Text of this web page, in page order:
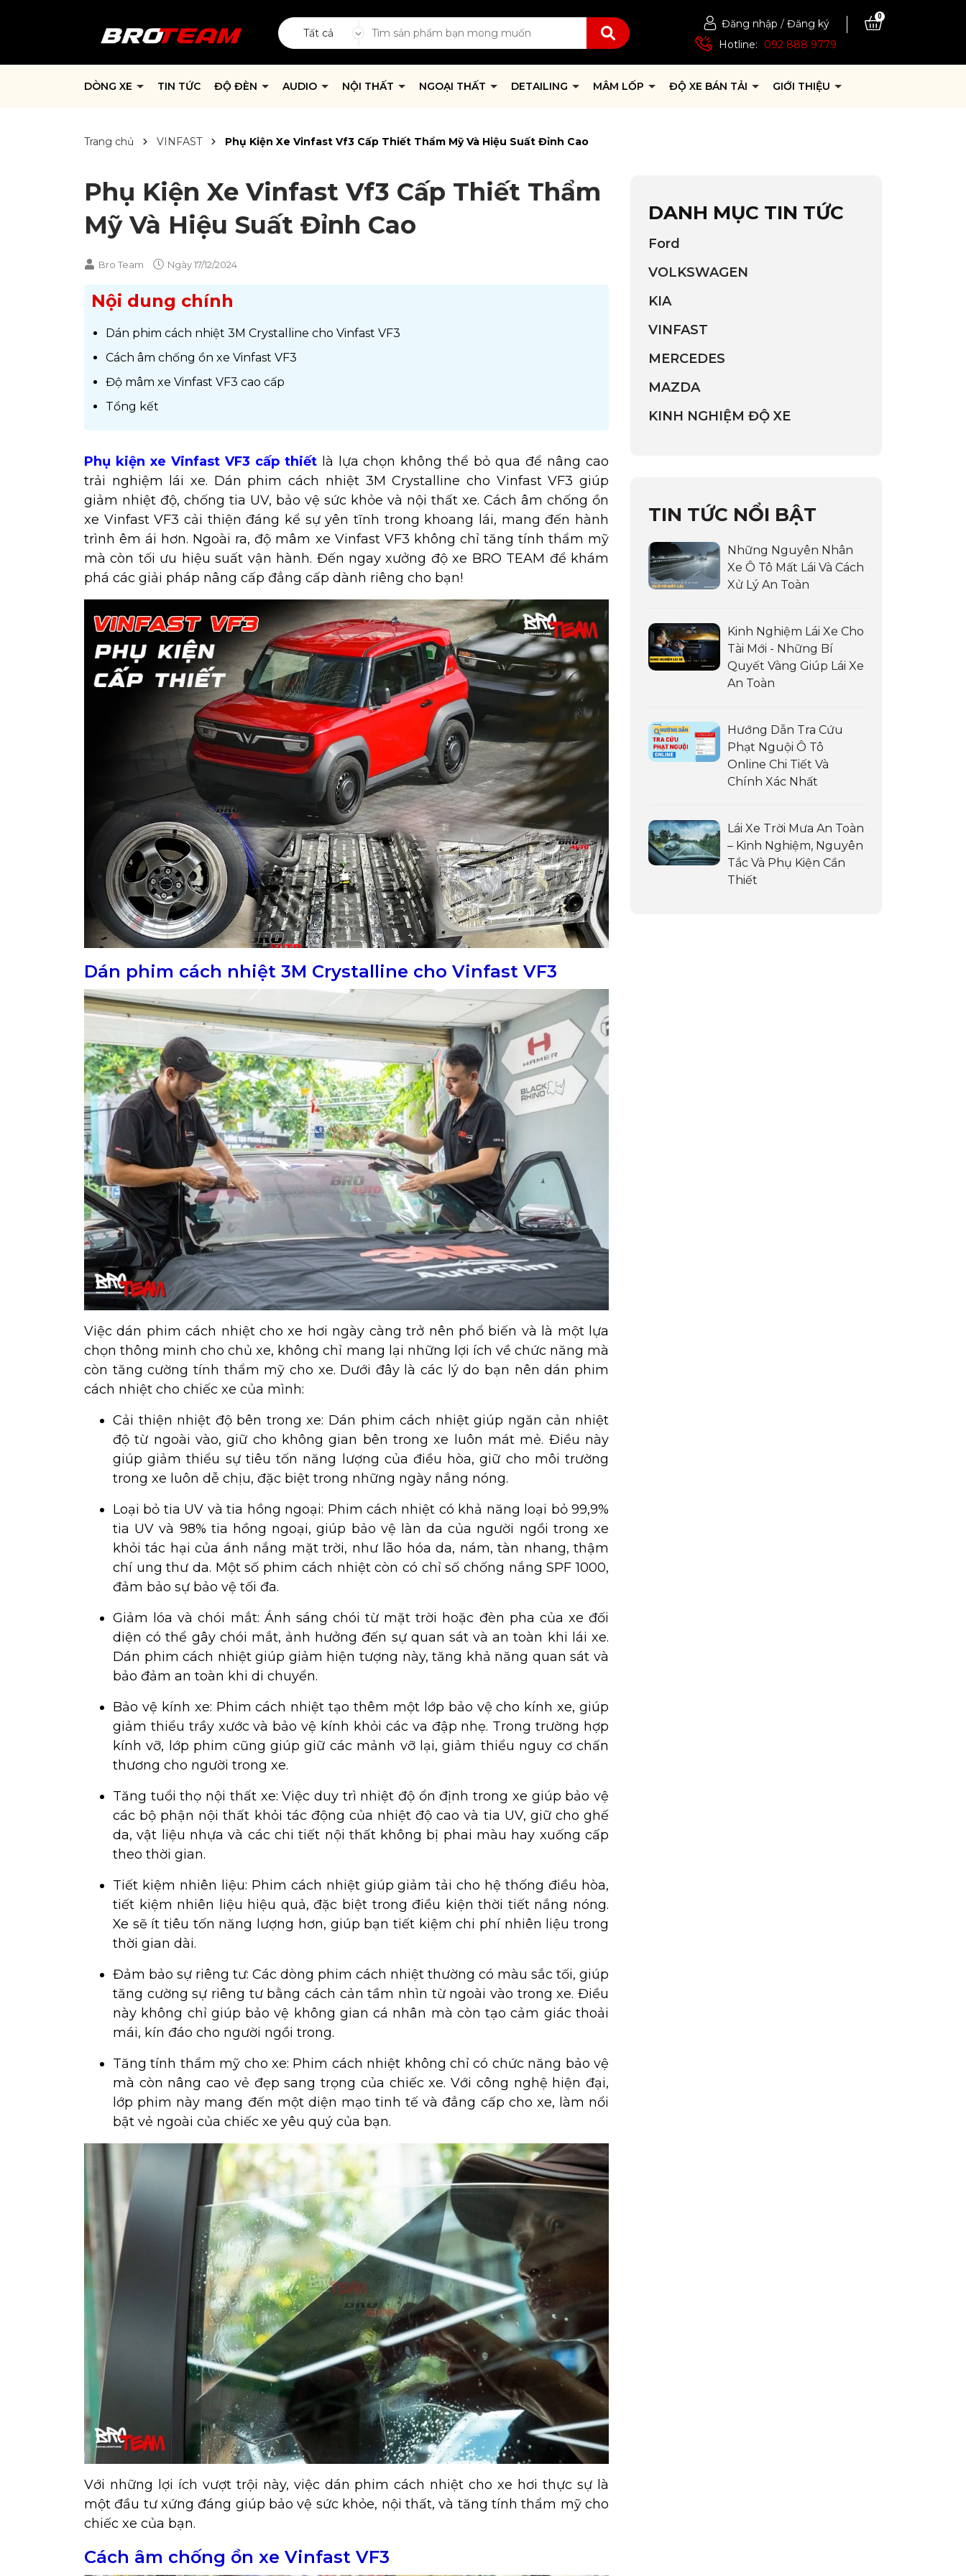
Đăng nhập / Đăng ký
0
Hotline: 092 888 9779
Tất cả
DÒNG XE TIN TỨC ĐỘ ĐÈN AUDIO NỘI THẤT NGOẠI THẤT DETAILING MÂM LỐP ĐỘ XE BÁN TẢI GIỚI THIỆU
Trang chủ VINFAST Phụ Kiện Xe Vinfast Vf3 Cấp Thiết Thẩm Mỹ Và Hiệu Suất Đỉnh Cao
Phụ Kiện Xe Vinfast Vf3 Cấp Thiết Thẩm
Mỹ Và Hiệu Suất Đỉnh Cao
Bro Team Ngày17/12/2024
Nội dung chính
Dán phim cách nhiệt 3M Crystalline cho Vinfast VF3
Cách âm chống ồn xe Vinfast VF3
Độ mâm xe Vinfast VF3 cao cấp
Tổng kết
Phụ kiện xe Vinfast VF3 cấp thiếtlà lựa chọn không thể bỏ qua để nâng cao
trải nghiệm lái xe. Dán phim cách nhiệt 3M Crystalline cho Vinfast VF3 giúp
giảm nhiệt độ, chống tia UV, bảo vệ sức khỏe và nội thất xe. Cách âm chống ồn
xe Vinfast VF3 cải thiện đáng kể sự yên tĩnh trong khoang lái, mang đến hành
trình êm ái hơn. Ngoài ra, độ mâm xe Vinfast VF3 không chỉ tăng tính thẩm mỹ
mà còn tối ưu hiệu suất vận hành. Đến ngay xưởng độ xe BRO TEAM để khám
phá các giải pháp nâng cấp đẳng cấp dành riêng cho bạn!
Dán phim cách nhiệt 3M Crystalline cho Vinfast VF3
Việc dán phim cách nhiệt cho xe hơi ngày càng trở nên phổ biến và là một lựa
chọn thông minh cho chủ xe, không chỉ mang lại những lợi ích về chức năng mà
còn tăng cường tính thẩm mỹ cho xe. Dưới đây là các lý do bạn nên dán phim
cách nhiệt cho chiếc xe của mình:
Cải thiện nhiệt độ bên trong xe: Dán phim cách nhiệt giúp ngăn cản nhiệt
độ từ ngoài vào, giữ cho không gian bên trong xe luôn mát mẻ. Điều này
giúp giảm thiểu sự tiêu tốn năng lượng của điều hòa, giữ cho môi trường
trong xe luôn dễ chịu, đặc biệt trong những ngày nắng nóng.
Loại bỏ tia UV và tia hồng ngoại: Phim cách nhiệt có khả năng loại bỏ 99,9%
tia UV và 98% tia hồng ngoại, giúp bảo vệ làn da của người ngồi trong xe
khỏi tác hại của ánh nắng mặt trời, như lão hóa da, nám, tàn nhang, thậm
chí ung thư da. Một số phim cách nhiệt còn có chỉ số chống nắng SPF 1000,
đảm bảo sự bảo vệ tối đa.
Giảm lóa và chói mắt: Ánh sáng chói từ mặt trời hoặc đèn pha của xe đối
diện có thể gây chói mắt, ảnh hưởng đến sự quan sát và an toàn khi lái xe.
Dán phim cách nhiệt giúp giảm hiện tượng này, tăng khả năng quan sát và
bảo đảm an toàn khi di chuyển.
Bảo vệ kính xe: Phim cách nhiệt tạo thêm một lớp bảo vệ cho kính xe, giúp
giảm thiểu trầy xước và bảo vệ kính khỏi các va đập nhẹ. Trong trường hợp
kính vỡ, lớp phim cũng giúp giữ các mảnh vỡ lại, giảm thiểu nguy cơ chấn
thương cho người trong xe.
Tăng tuổi thọ nội thất xe: Việc duy trì nhiệt độ ổn định trong xe giúp bảo vệ
các bộ phận nội thất khỏi tác động của nhiệt độ cao và tia UV, giữ cho ghế
da, vật liệu nhựa và các chi tiết nội thất không bị phai màu hay xuống cấp
theo thời gian.
Tiết kiệm nhiên liệu: Phim cách nhiệt giúp giảm tải cho hệ thống điều hòa,
tiết kiệm nhiên liệu hiệu quả, đặc biệt trong điều kiện thời tiết nắng nóng.
Xe sẽ ít tiêu tốn năng lượng hơn, giúp bạn tiết kiệm chi phí nhiên liệu trong
thời gian dài.
Đảm bảo sự riêng tư: Các dòng phim cách nhiệt thường có màu sắc tối, giúp
tăng cường sự riêng tư bằng cách cản tầm nhìn từ ngoài vào trong xe. Điều
này không chỉ giúp bảo vệ không gian cá nhân mà còn tạo cảm giác thoải
mái, kín đáo cho người ngồi trong.
Tăng tính thẩm mỹ cho xe: Phim cách nhiệt không chỉ có chức năng bảo vệ
mà còn nâng cao vẻ đẹp sang trọng của chiếc xe. Với công nghệ hiện đại,
lớp phim này mang đến một diện mạo tinh tế và đẳng cấp cho xe, làm nổi
bật vẻ ngoài của chiếc xe yêu quý của bạn.
Với những lợi ích vượt trội này, việc dán phim cách nhiệt cho xe hơi thực sự là
một đầu tư xứng đáng giúp bảo vệ sức khỏe, nội thất, và tăng tính thẩm mỹ cho
chiếc xe của bạn.
Cách âm chống ồn xe Vinfast VF3
DANH MỤC TIN TỨC
Ford
VOLKSWAGEN
KIA
VINFAST
MERCEDES
MAZDA
KINH NGHIỆM ĐỘ XE
TIN TỨC NỔI BẬT
Những Nguyên Nhân
Xe Ô Tô Mất Lái Và Cách
Xử Lý An Toàn
Kinh Nghiệm Lái Xe Cho
Tài Mới - Những Bí
Quyết Vàng Giúp Lái Xe
An Toàn
Hướng Dẫn Tra Cứu
Phạt Nguội Ô Tô
Online Chi Tiết Và
Chính Xác Nhất
Lái Xe Trời Mưa An Toàn
– Kinh Nghiệm, Nguyên
Tắc Và Phụ Kiện Cần
Thiết